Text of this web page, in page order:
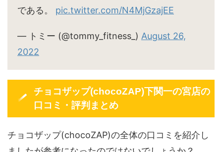
である。 pic.twitter.com/N4MjGzajEE
— トミー (@tommy_fitness_) August 26,
2022
チョコザップ(chocoZAP)下関一の宮店の
口コミ・評判まとめ
チョコザップ(chocoZAP)の全体の口コミを紹介し